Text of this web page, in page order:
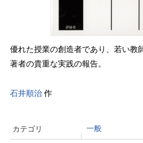
優れた授業の創造者であり、若い教
著者の貴重な実践の報告。
石井順治 作
カテゴリ 一般